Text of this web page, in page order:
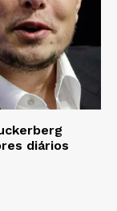
diários